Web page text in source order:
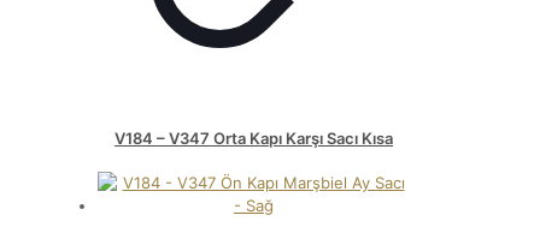
V184 – V347 Orta Kapı Karşı Sacı Kısa